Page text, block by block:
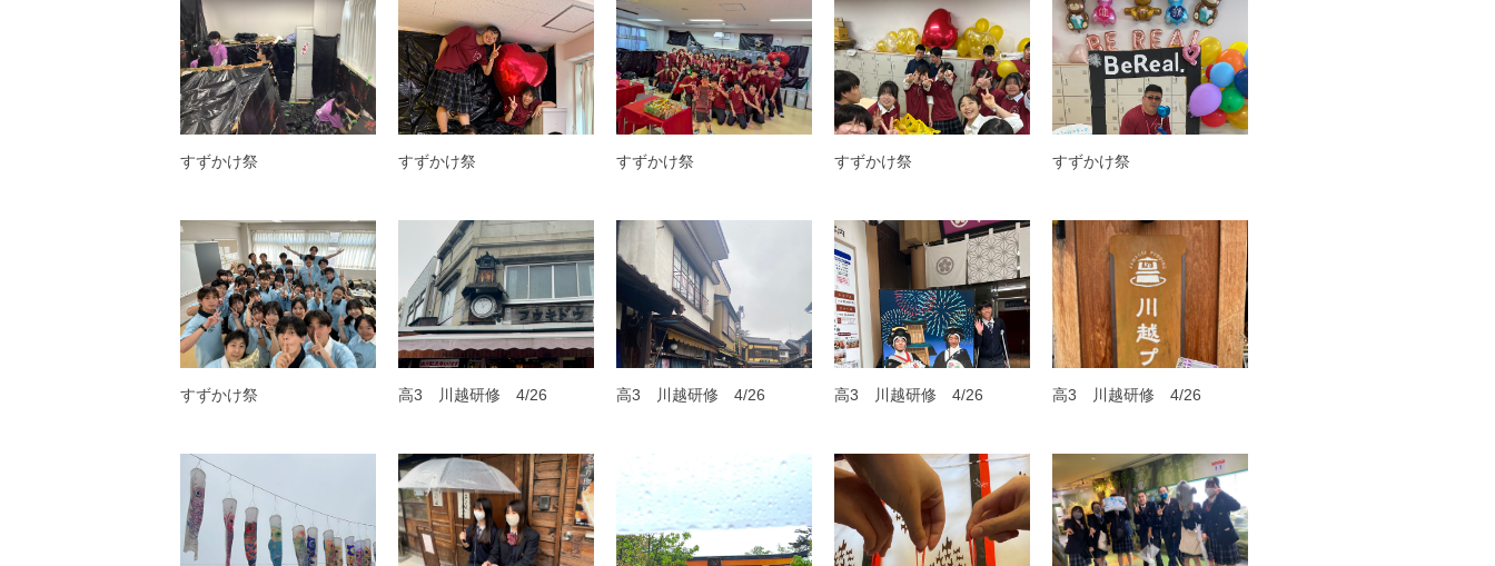
すずかけ祭 すずかけ祭 すずかけ祭 すずかけ祭 すずかけ祭
すずかけ祭 高3 川越研修 4/26 高3 川越研修 4/26 高3 川越研修 4/26 高3 川越研修 4/26